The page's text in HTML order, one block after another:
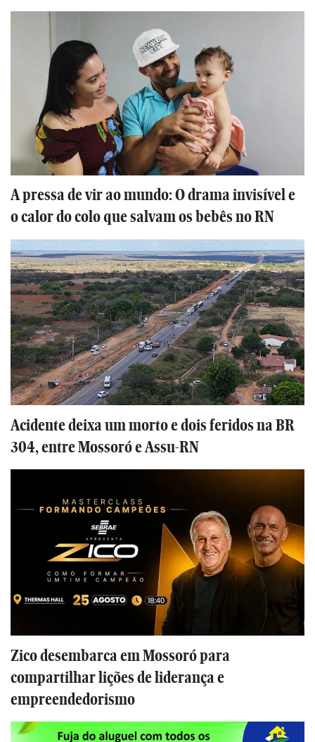
A pressa de vir ao mundo: O drama invisível e
o calor do colo que salvam os bebês no RN
Acidente deixa um morto e dois feridos na BR
304, entre Mossoró e Assu-RN
Zico desembarca em Mossoró para
compartilhar lições de liderança e
empreendedorismo